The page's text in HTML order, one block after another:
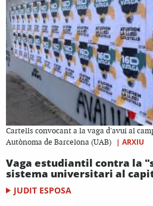
Cartells convocant a la vaga d'avui al
Autònoma de Barcelona (UAB)
| ARXIU
Vaga estudiantil contra la
sistema universitari al
JUDIT ESPOSA